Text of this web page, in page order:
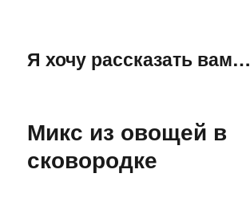
Я хочу рассказать вам…
Микс из овощей в
сковородке